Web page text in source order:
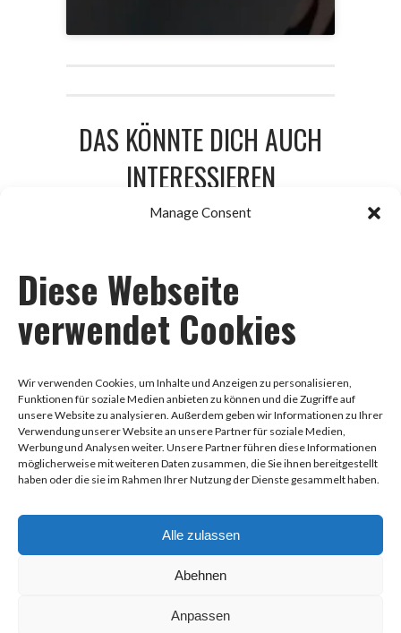
Manage Consent
Diese Webseite
verwendet Cookies
Wir verwenden Cookies, um Inhalte und Anzeigen zu personalisieren,
Funktionen für soziale Medien anbieten zu können und die Zugriffe auf
unsere Website zu analysieren. Außerdem geben wir Informationen zu Ihrer
Verwendung unserer Website an unsere Partner für soziale Medien,
Werbung und Analysen weiter. Unsere Partner führen diese Informationen
möglicherweise mit weiteren Daten zusammen, die Sie ihnen bereitgestellt
haben oder die sie im Rahmen Ihrer Nutzung der Dienste gesammelt haben.
Alle zulassen
Abehnen
Anpassen
DAS KÖNNTE DICH AUCH
INTERESSIEREN
Datenschutz
AGB
Hauptstraße 97, 68259 Mannheim
info@dance-health.de
fb.com/dance.health.academy